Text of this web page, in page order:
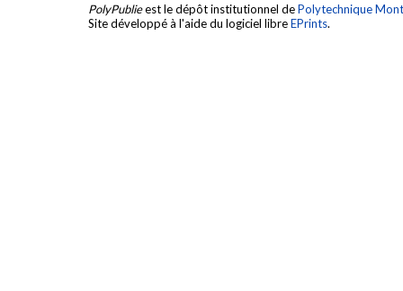
PolyPublieest le dépôt institutionnel dePolytechnique
Site développé à l'aide du logiciel libreEPrints.